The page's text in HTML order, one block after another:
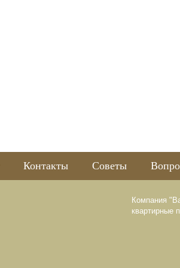
Контакты Советы
Компания
квартирные